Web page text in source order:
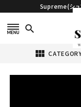
Supreme(シ
search
view_module